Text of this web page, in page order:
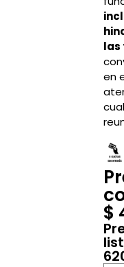
las
en
$